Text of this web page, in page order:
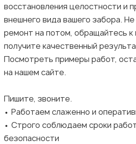
восстановления целостности и
внешнего вида вашего забора.
ремонт на потом, обращайтесь к
получите качественный
Посмотреть примеры работ,
на нашем сайте.
Пишите, звоните.
• Работаем слаженно и
• Строго соблюдаем сроки
безопасности